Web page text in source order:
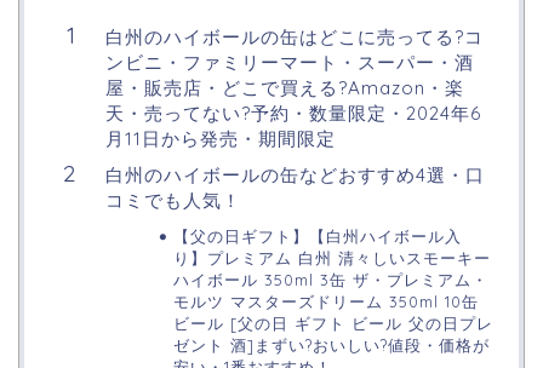
白州のハイボールの缶はどこに売ってる?コ
ンビニ・ファミリーマート・スーパー・酒
屋・販売店・どこで買える?Amazon・楽
天・売ってない?予約・数量限定・2024年6
月11日から発売・期間限定
白州のハイボールの缶などおすすめ4選・口
コミでも人気！
【父の日ギフト】【白州ハイボール入
り】プレミアム 白州 清々しいスモーキー
ハイボール 350ml 3缶 ザ・プレミアム・
モルツ マスターズドリーム 350ml 10缶
ビール [父の日 ギフト ビール 父の日プレ
ゼント 酒]まずい?おいしい?値段・価格が